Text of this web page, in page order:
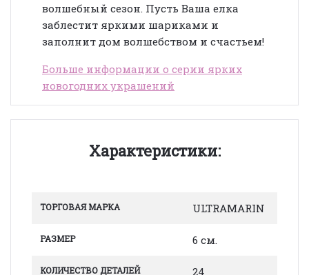
волшебный сезон. Пусть Ваша елка
заблестит яркими шариками и
заполнит дом волшебством и счастьем!
Больше информации о серии ярких
новогодних украшений
Характеристики:
ТОРГОВАЯ МАРКА ULTRAMARIN
РАЗМЕР 6 см.
КОЛИЧЕСТВО ДЕТАЛЕЙ 24